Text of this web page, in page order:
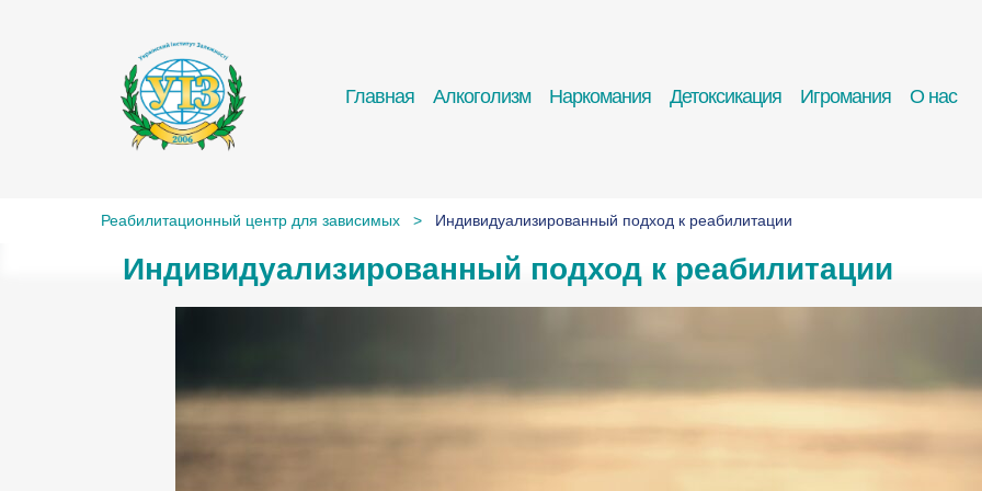
Главная Алкоголизм Наркомания Детоксикация Игромания О нас
Реабилитационный центр для зависимых > Индивидуализированный подход к реабилитации
Индивидуализированный подход к реабилитации